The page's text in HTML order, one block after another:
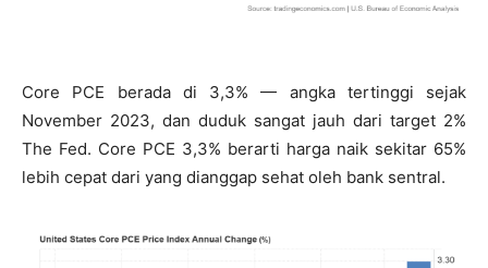
Core PCE berada di 3,3% — angka tertinggi sejak
November 2023, dan duduk sangat jauh dari target 2%
The Fed. Core PCE 3,3% berarti harga naik sekitar 65%
lebih cepat dari yang dianggap sehat oleh bank sentral.